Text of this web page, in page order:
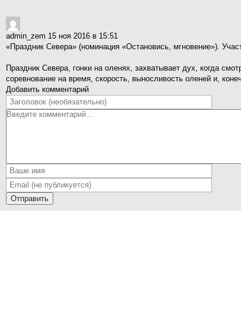
admin_zem 15 ноя 2016 в 15:51
«Праздник Севера» (номинация «Остановись, мгновение»).
Праздник Севера, гонки на оленях, захватывает дух, когда
соревнование на время, скорость, выносливость оленей и,
Добавить комментарий
Отправить